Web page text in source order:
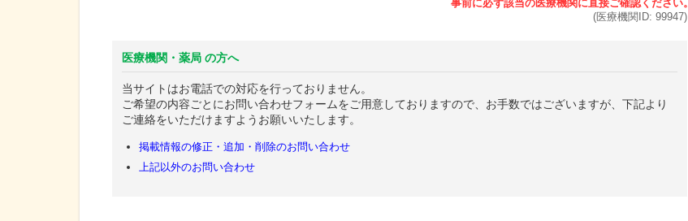
(医療機関ID: 99947)
医療機関・薬局 の方へ
当サイトはお電話での対応を行っておりません。
ご希望の内容ごとにお問い合わせフォームをご用意しておりますので、お手数ではございますが、下記より
ご連絡をいただけますようお願いいたします。
掲載情報の修正・追加・削除のお問い合わせ
上記以外のお問い合わせ